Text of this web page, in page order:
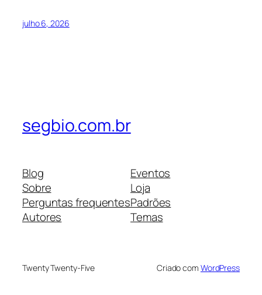
julho 6, 2026
segbio.com.br
Blog
Sobre
Perguntas frequentes
Autores
Eventos
Loja
Padrões
Temas
Twenty Twenty-Five Criado com WordPress